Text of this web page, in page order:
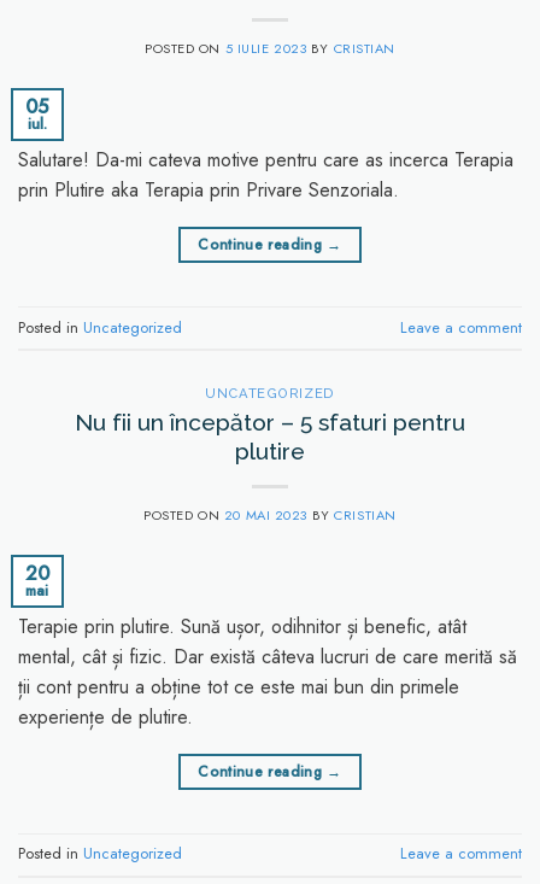
POSTED ON 5 IULIE 2023 BY CRISTIAN
05
iul.
Salutare! Da-mi cateva motive pentru care as incerca Terapia
prin Plutire aka Terapia prin Privare Senzoriala.
Continue reading →
Posted in Uncategorized Leave a comment
UNCATEGORIZED
Nu fii un începător – 5 sfaturi pentru
plutire
POSTED ON 20 MAI 2023 BYCRISTIAN
20
mai
Terapie prin plutire. Sună ușor, odihnitor și benefic, atât
mental, cât și fizic. Dar există câteva lucruri de care merită să
ții cont pentru a obține tot ce este mai bun din primele
experiențe de plutire.
Continue reading →
Posted in Uncategorized Leave a comment